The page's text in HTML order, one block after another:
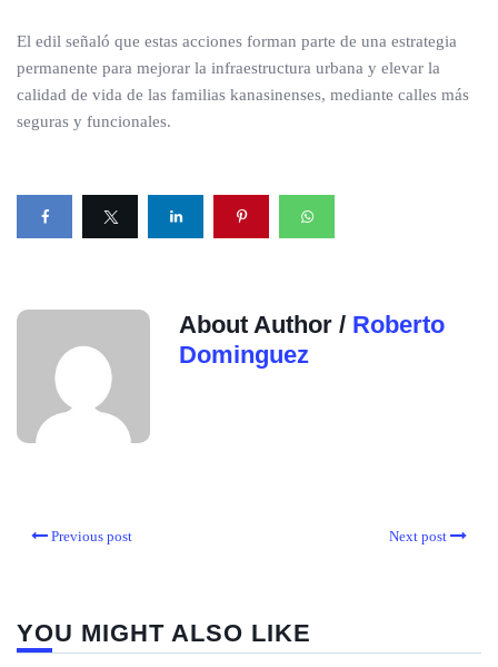
El edil señaló que estas acciones forman parte de una estrategia
permanente para mejorar la infraestructura urbana y elevar la
calidad de vida de las familias kanasinenses, mediante calles más
seguras y funcionales.
About Author / Roberto
Dominguez
Previous post Next post
YOU MIGHT ALSO LIKE